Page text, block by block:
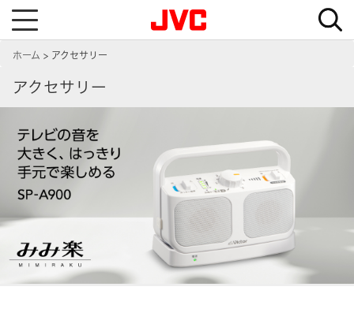
T
l
n
a
a
t
i
o
n
ホーム アクセサリー
アクセサリー